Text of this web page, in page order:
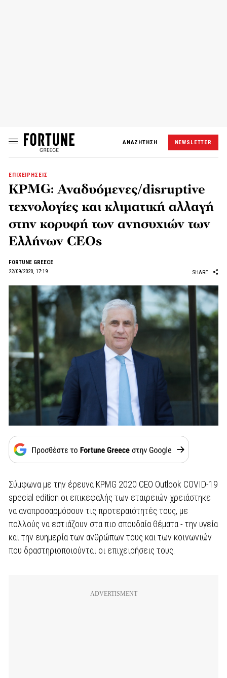
ΑΝΑΖΗΤΗΣΗ NEWSLETTER
ΕΠΙΧΕΙΡΗΣΕΙΣ
KPMG: Αναδυόμενες/disruptive
τεχνολογίες και κλιματική αλλαγή
στην κορυφή των ανησυχιών των
Ελλήνων CEOs
FORTUNE GREECE
22/09/2020, 17:19
SHARE
Σύμφωνα με την έρευνα KPMG 2020 CEO Outlook COVID-19
special edition οι επικεφαλής των εταιρειών χρειάστηκε
να αναπροσαρμόσουν τις προτεραιότητές τους, με
πολλούς να εστιάζουν στα πιο σπουδαία θέματα - την υγεία
και την ευημερία των ανθρώπων τους και των κοινωνιών
που δραστηριοποιούνται οι επιχειρήσεις τους.